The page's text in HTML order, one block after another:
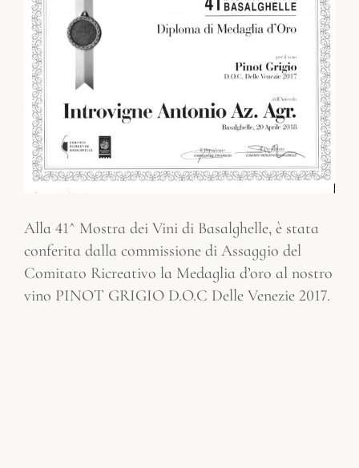
Alla 41^ Mostra dei Vini di Basalghelle, è stata
conferita dalla commissione di Assaggio del
Comitato Ricreativo la Medaglia d’oro al nostro
vino PINOT GRIGIO D.O.C Delle Venezie 2017.